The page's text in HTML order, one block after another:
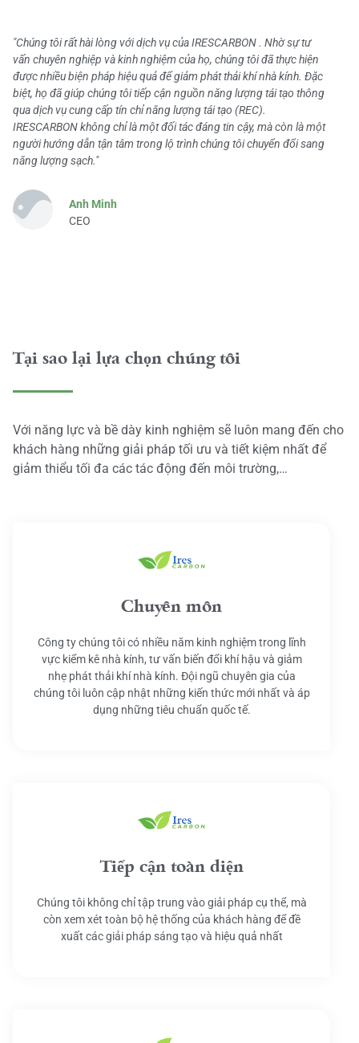
"Chúng tôi rất hài lòng với dịch vụ của IRESCARBON . Nhờ sự tư
vấn chuyên nghiệp và kinh nghiệm của họ, chúng tôi đã thực hiện
được nhiều biện pháp hiệu quả để giảm phát thải khí nhà kính. Đặc
biệt, họ đã giúp chúng tôi tiếp cận nguồn năng lượng tái tạo thông
qua dịch vụ cung cấp tín chỉ năng lượng tái tạo (REC).
IRESCARBON không chỉ là một đối tác đáng tin cậy, mà còn là một
người hướng dẫn tận tâm trong lộ trình chúng tôi chuyển đổi sang
năng lượng sạch."
Anh Minh
CEO
Tại sao lại lựa chọn chúng tôi
Với năng lực và bề dày kinh nghiệm sẽ luôn mang đến cho
khách hàng những giải pháp tối ưu và tiết kiệm nhất để
giảm thiểu tối đa các tác động đến môi trường,…
Chuyên môn
Công ty chúng tôi có nhiều năm kinh nghiệm trong lĩnh
vực kiểm kê nhà kính, tư vấn biến đổi khí hậu và giảm
nhẹ phát thải khí nhà kính. Đội ngũ chuyên gia của
chúng tôi luôn cập nhật những kiến thức mới nhất và áp
dụng những tiêu chuẩn quốc tế.
Tiếp cận toàn diện
Chúng tôi không chỉ tập trung vào giải pháp cụ thể, mà
còn xem xét toàn bộ hệ thống của khách hàng để đề
xuất các giải pháp sáng tạo và hiệu quả nhất